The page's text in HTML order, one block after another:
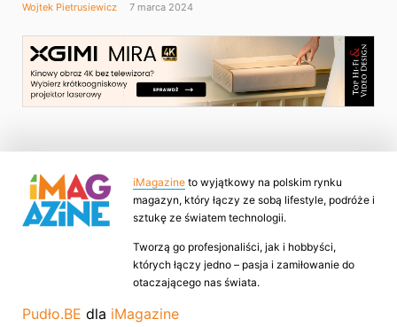
Wojtek Pietrusiewicz 7 marca 2024
iMagazine to wyjątkowy na polskim rynku
magazyn, który łączy ze sobą lifestyle, podróże i
sztukę ze światem technologii.
Tworzą go profesjonaliści, jak i hobbyści,
których łączy jedno – pasja i zamiłowanie do
otaczającego nas świata.
Pudło.BE dla iMagazine